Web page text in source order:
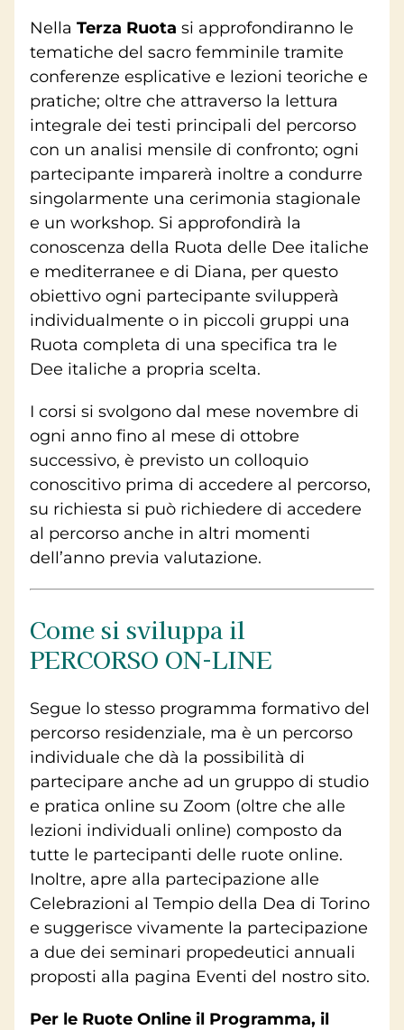
Nella Terza Ruota si approfondiranno le
tematiche del sacro femminile tramite
conferenze esplicative e lezioni teoriche e
pratiche; oltre che attraverso la lettura
integrale dei testi principali del percorso
con un analisi mensile di confronto; ogni
partecipante imparerà inoltre a condurre
singolarmente una cerimonia stagionale
e un workshop. Si approfondirà la
conoscenza della Ruota delle Dee italiche
e mediterranee e di Diana, per questo
obiettivo ogni partecipante svilupperà
individualmente o in piccoli gruppi una
Ruota completa di una specifica tra le
Dee italiche a propria scelta.
I corsi si svolgono dal mese novembre di
ogni anno fino al mese di ottobre
successivo, è previsto un colloquio
conoscitivo prima di accedere al percorso,
su richiesta si può richiedere di accedere
al percorso anche in altri momenti
dell’anno previa valutazione.
Come si sviluppa il
PERCORSO ON-LINE
Segue lo stesso programma formativo del
percorso residenziale, ma è un percorso
individuale che dà la possibilità di
partecipare anche ad un gruppo di studio
e pratica online su Zoom (oltre che alle
lezioni individuali online) composto da
tutte le partecipanti delle ruote online.
Inoltre, apre alla partecipazione alle
Celebrazioni al Tempio della Dea di Torino
e suggerisce vivamente la partecipazione
a due dei seminari propedeutici annuali
proposti alla pagina Eventi del nostro sito.
Per le Ruote Online il Programma, il